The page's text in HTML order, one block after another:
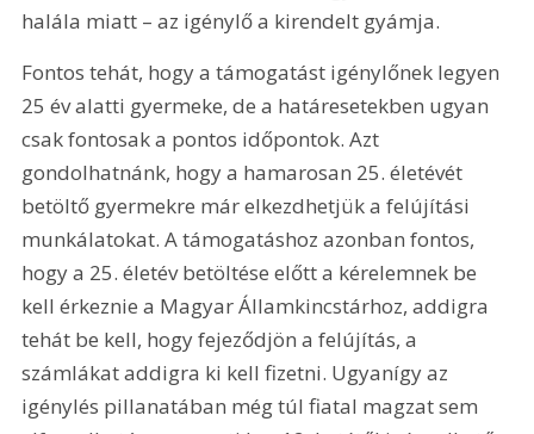
halála miatt – az igénylő a kirendelt gyámja.
Fontos tehát, hogy a támogatást igénylőnek legyen
25 év alatti gyermeke, de a határesetekben ugyan
csak fontosak a pontos időpontok. Azt
gondolhatnánk, hogy a hamarosan 25. életévét
betöltő gyermekre már elkezdhetjük a felújítási
munkálatokat. A támogatáshoz azonban fontos,
hogy a 25. életév betöltése előtt a kérelemnek be
kell érkeznie a Magyar Államkincstárhoz, addigra
tehát be kell, hogy fejeződjön a felújítás, a
számlákat addigra ki kell fizetni. Ugyanígy az
igénylés pillanatában még túl fiatal magzat sem